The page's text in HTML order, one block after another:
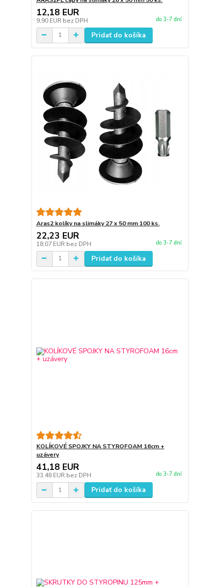
12,18 EUR
9,90 EUR bez DPH do 3-7 dní
Pridať do košíka
Aras2 kolíky na slimáky 27 x 50 mm 100 ks.
22,23 EUR
18,07 EUR bez DPH do 3-7 dní
Pridať do košíka
KOLÍKOVÉ SPOJKY NA STYROFOAM 16cm +
uzávery
41,18 EUR
33,48 EUR bez DPH do 3-7 dní
Pridať do košíka